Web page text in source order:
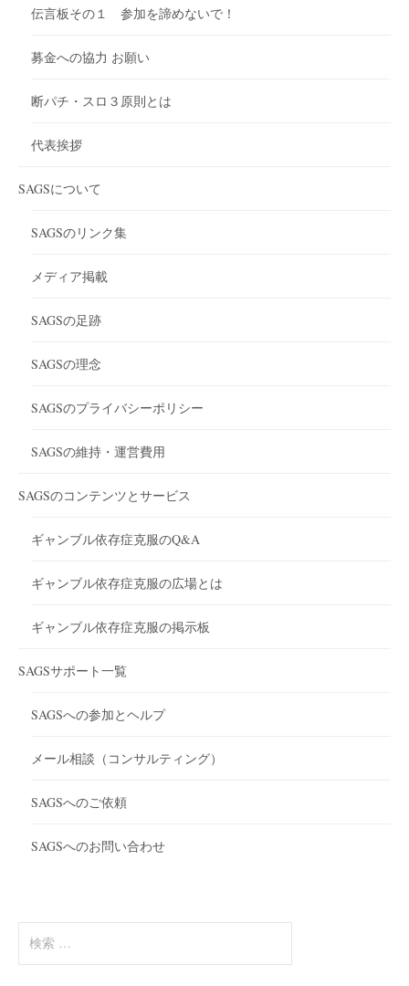
伝言板その１ 参加を諦めないで！
募金への協力 お願い
断パチ・スロ３原則とは
代表挨拶
SAGSについて
SAGSのリンク集
メディア掲載
SAGSの足跡
SAGSの理念
SAGSのプライバシーポリシー
SAGSの維持・運営費用
SAGSのコンテンツとサービス
ギャンブル依存症克服のQ&A
ギャンブル依存症克服の広場とは
ギャンブル依存症克服の掲示板
SAGSサポート一覧
SAGSへの参加とヘルプ
メール相談（コンサルティング）
SAGSへのご依頼
SAGSへのお問い合わせ
索